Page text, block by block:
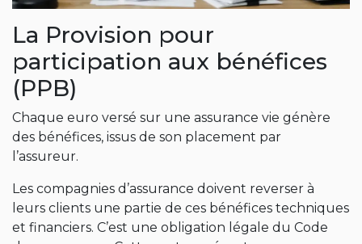
La Provision pour
participation aux bénéfices
(PPB)
Chaque euro versé sur une assurance vie génère
des bénéfices, issus de son placement par
l’assureur.
Les compagnies d’assurance doivent reverser à
leurs clients une partie de ces bénéfices techniques
et financiers. C’est une obligation légale du Code